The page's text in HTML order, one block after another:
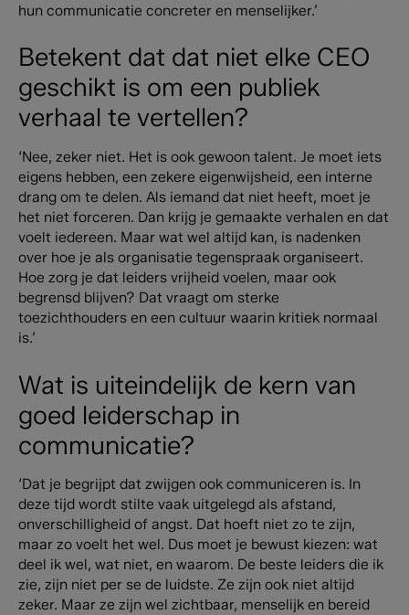
hun communicatie concreter en menselijker.’
Betekent dat dat niet elke CEO
geschikt is om een publiek
verhaal te vertellen?
‘Nee, zeker niet. Het is ook gewoon talent. Je moet iets
eigens hebben, een zekere eigenwijsheid, een interne
drang om te delen. Als iemand dat niet heeft, moet je
het niet forceren. Dan krijg je gemaakte verhalen en dat
voelt iedereen. Maar wat wel altijd kan, is nadenken
over hoe je als organisatie tegenspraak organiseert.
Hoe zorg je dat leiders vrijheid voelen, maar ook
begrensd blijven? Dat vraagt om sterke
toezichthouders en een cultuur waarin kritiek normaal
is.’
Wat is uiteindelijk de kern van
goed leiderschap in
communicatie?
‘Dat je begrijpt dat zwijgen ook communiceren is. In
deze tijd wordt stilte vaak uitgelegd als afstand,
onverschilligheid of angst. Dat hoeft niet zo te zijn,
maar zo voelt het wel. Dus moet je bewust kiezen: wat
deel ik wel, wat niet, en waarom. De beste leiders die ik
zie, zijn niet per se de luidste. Ze zijn ook niet altijd
zeker. Maar ze zijn wel zichtbaar, menselijk en bereid